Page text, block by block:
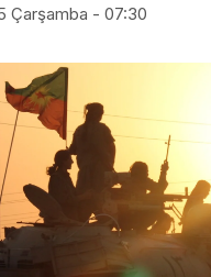
Çarşamba - 07:30